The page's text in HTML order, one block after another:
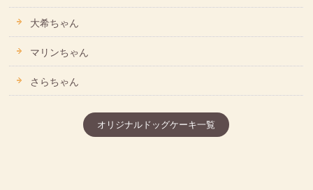
大希ちゃん
マリンちゃん
さらちゃん
オリジナルドッグケーキ一覧